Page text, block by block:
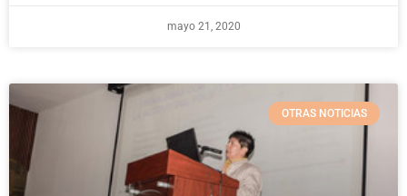
mayo 21, 2020
OTRAS NOTICIAS